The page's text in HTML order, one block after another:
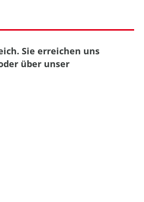
Sie erreichen uns
über unser